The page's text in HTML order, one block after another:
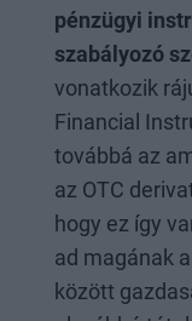
pénzügyi
szabályozó
vonatkozik
Financial
továbbá az
az OTC
hogy ez így
ad magának
között